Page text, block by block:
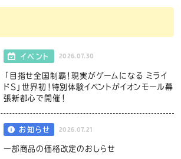
イベント 2026.07.30
「目指せ全国制覇！現実がゲームになる ミライ
ドS」世界初！特別体験イベントがイオンモール幕
張新都心で開催！
お知らせ 2026.07.21
一部商品の価格改定のおしらせ